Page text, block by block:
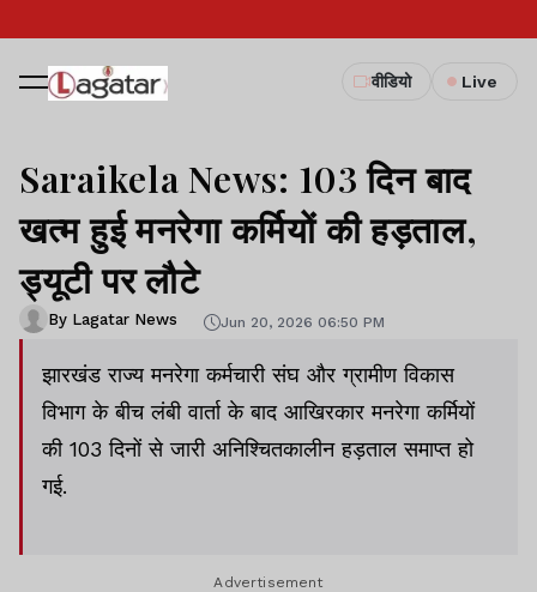
वीडियो Live
Saraikela News: 103 दिन बाद
खत्म हुई मनरेगा कर्मियों की हड़ताल,
ड्यूटी पर लौटे
By Lagatar News Jun 20, 2026 06:50 PM
झारखंड राज्य मनरेगा कर्मचारी संघ और ग्रामीण विकास
विभाग के बीच लंबी वार्ता के बाद आखिरकार मनरेगा कर्मियों
की 103 दिनों से जारी अनिश्चितकालीन हड़ताल समाप्त हो
गई.
Advertisement